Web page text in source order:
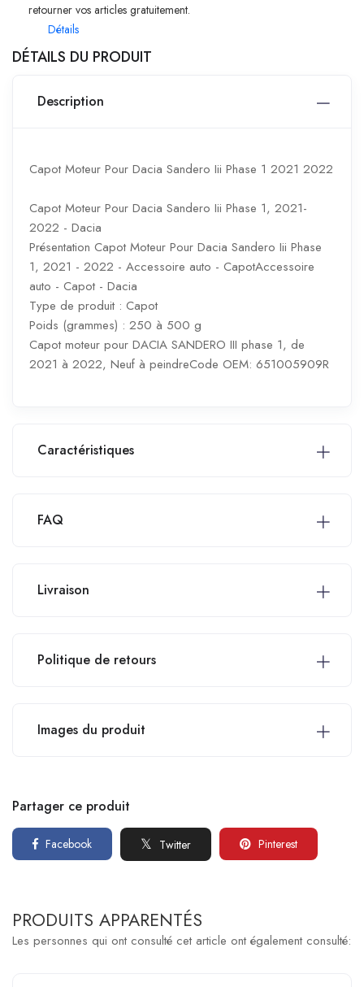
retourner vos articles gratuitement.
Détails
DÉTAILS DU PRODUIT
Description
Capot Moteur Pour Dacia Sandero Iii Phase 1 2021 2022
Capot Moteur Pour Dacia Sandero Iii Phase 1, 2021-
2022 - Dacia
Présentation Capot Moteur Pour Dacia Sandero Iii Phase
1, 2021 - 2022 - Accessoire auto - CapotAccessoire
auto - Capot - Dacia
Type de produit : Capot
Poids (grammes) : 250 à 500 g
Capot moteur pour DACIA SANDERO III phase 1, de
2021 à 2022, Neuf à peindreCode OEM: 651005909R
Caractéristiques
FAQ
Livraison
Politique de retours
Images du produit
Partager ce produit
Facebook Twitter Pinterest
PRODUITS APPARENTÉS
Les personnes qui ont consulté cet article ont également consulté: